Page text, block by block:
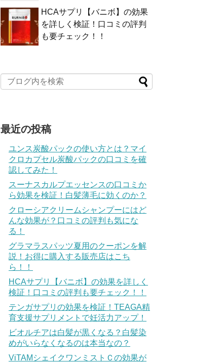
HCAサプリ【バニボ】の効果
を詳しく検証！口コミの評判
も要チェック！！
最近の投稿
ユンス炭酸パックの使い方とは？マイ
クロカプセル炭酸パックの口コミを確
認してみた！
スーナスカルプエッセンスの口コミか
ら効果を検証！白髪薄毛に効くのか？
クローシアクリームシャンプーにはど
んな効果が？口コミの評判も気にな
る！
グラマラスパッツ夏用のクーポンを解
説！お得に購入する販売店はこち
ら！！
HCAサプリ【バニボ】の効果を詳しく
検証！口コミの評判も要チェック！！
テンガサプリの効果を検証！TEAGA精
育支援サプリメントで妊活力アップ！
ビオルチアは白髪が黒くなる？白髪染
めがいらなくなるのは本当なの？
ViTAMシェイクワンミストＣの効果が